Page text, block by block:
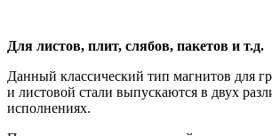
Для листов, плит, слябов, пакетов и т.д.
Данный классический тип магнитов для
и листовой стали выпускаются в двух
исполнениях.